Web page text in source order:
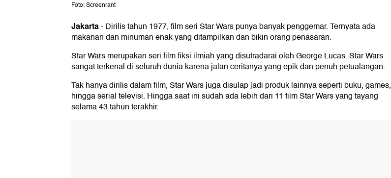
Foto: Screenrant
Jakarta-Dirilis tahun 1977, film seri Star Wars punya banyak penggemar. Ternyata ada
makanan dan minuman enak yang ditampilkan dan bikin orang penasaran.
Star Wars merupakan seri film fiksi ilmiah yang disutradarai oleh George Lucas. Star Wars
sangat terkenal di seluruh dunia karena jalan ceritanya yang epik dan penuh petualangan.
Tak hanya dirilis dalam film, Star Wars juga disulap jadi produk lainnya seperti buku, games,
hingga serial televisi. Hingga saat ini sudah ada lebih dari 11 film Star Wars yang tayang
selama 43 tahun terakhir.